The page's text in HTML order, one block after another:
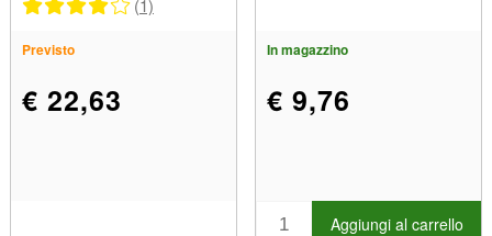
(1)
Previsto
€ 22,63
In magazzino
€ 9,76
Aggiungi al carrello